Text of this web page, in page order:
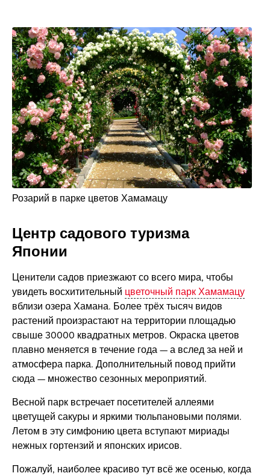
Розарий в парке цветов Хамамацу
Центр садового туризма
Японии
Ценители садов приезжают со всего мира, чтобы
увидеть восхитительный цветочный парк Хамамацу
вблизи озера Хамана. Более трёх тысяч видов
растений произрастают на территории площадью
свыше 30000 квадратных метров. Окраска цветов
плавно меняется в течение года — а вслед за ней и
атмосфера парка. Дополнительный повод прийти
сюда — множество сезонных мероприятий.
Весной парк встречает посетителей аллеями
цветущей сакуры и яркими тюльпановыми полями.
Летом в эту симфонию цвета вступают мириады
нежных гортензий и японских ирисов.
Пожалуй, наиболее красиво тут всё же осенью, когда